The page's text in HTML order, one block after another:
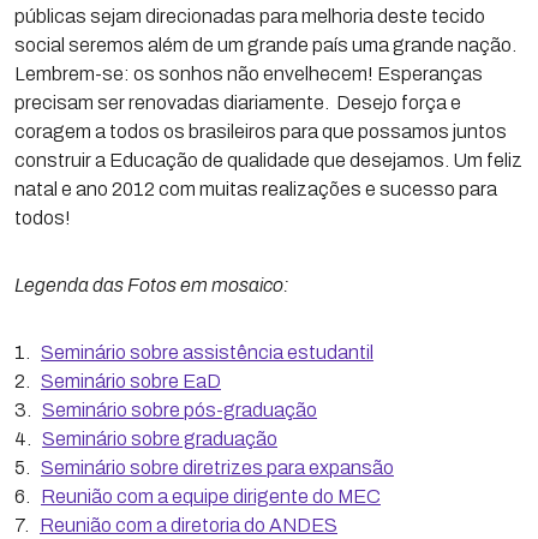
públicas sejam direcionadas para melhoria deste tecido
social seremos além de um grande país uma grande nação.
Lembrem-se: os sonhos não envelhecem! Esperanças
precisam ser renovadas diariamente. Desejo força e
coragem a todos os brasileiros para que possamos juntos
construir a Educação de qualidade que desejamos. Um feliz
natal e ano 2012 com muitas realizações e sucesso para
todos!
Legenda das Fotos em mosaico:
1. Seminário sobre assistência estudantil
2. Seminário sobre EaD
3. Seminário sobre pós-graduação
4. Seminário sobre graduação
5. Seminário sobre diretrizes para expansão
6. Reunião com a equipe dirigente do MEC
7. Reunião com a diretoria do ANDES